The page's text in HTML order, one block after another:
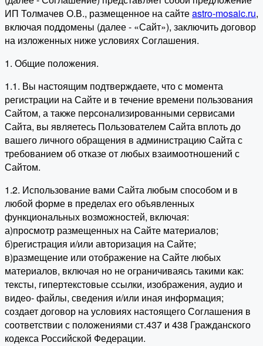
ИП Толмачев О.В., размещенное на сайтеastro-mosaic.ru,
включая поддомены (далее - «Сайт»), заключить договор
на изложенных ниже условиях Соглашения.
1. Общие положения.
1.1. Вы настоящим подтверждаете, что с момента
регистрации на Сайте и в течение времени пользования
Сайтом, а также персонализированными сервисами
Сайта, вы являетесь Пользователем Сайта вплоть до
вашего личного обращения в администрацию Сайта с
требованием об отказе от любых взаимоотношений с
Сайтом.
1.2. Использование вами Сайта любым способом и в
любой форме в пределах его объявленных
функциональных возможностей, включая:
а)просмотр размещенных на Сайте материалов;
б)регистрация и/или авторизация на Сайте;
в)размещение или отображение на Сайте любых
материалов, включая но не ограничиваясь такими как:
тексты, гипертекстовые ссылки, изображения, аудио и
видео- файлы, сведения и/или иная информация;
создает договор на условиях настоящего Соглашения в
соответствии с положениями ст.437 и 438 Гражданского
кодекса Российской Федерации.